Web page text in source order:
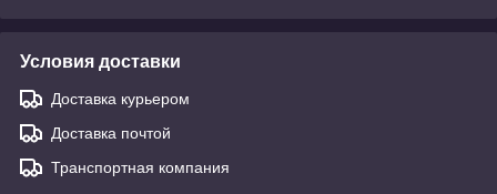
Условия доставки
Доставка курьером
Доставка почтой
Транспортная компания